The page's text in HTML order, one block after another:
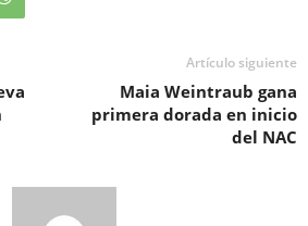
Artículo siguiente
Maia Weintraub gana
primera dorada en inicio
del NAC